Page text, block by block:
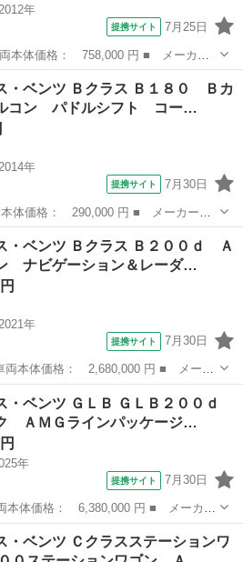
年
提携サイト 7月25日
種名： Ｃクラスステーションワゴ
ルーエフィシェンシーワゴンアバン
・ベンツ Ｂクラス Ｂ１８０ Ｂカ
コン パドルシフト コー…
年
提携サイト 7月30日
車種名： Ｂクラス ■ グレード
コン パドルシフト コーナーセン
・ベンツ Ｂクラス Ｂ２００ｄ Ａ
ナビゲーション＆レーダ…
2021年
提携サイト 7月30日
■ 車種名： Ｂクラス ■ グレード
ナビゲーション＆レーダーセーフ
・ベンツ ＧＬＢ ＧＬＢ２００ｄ
ＡＭＧラインパッケージ…
年
提携サイト 7月30日
車種名： ＧＬＢ ■ グレード名：
ＭＧラインパッケージ ＧＬＢ２０
メルセデス）
・ベンツ Ｃクラスステーションワ